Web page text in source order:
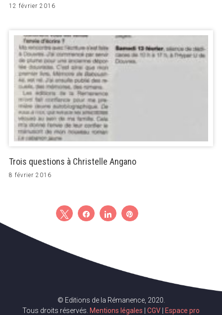
12 février 2016
Trois questions à Christelle Angano
8 février 2016
Tweetez PartagezPartagez
© Editions de la Rémanence, 2020.
Tous droits réservés. Mentions légales | CGV | Espace pro